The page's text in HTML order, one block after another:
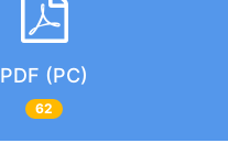
PDF (PC)
62